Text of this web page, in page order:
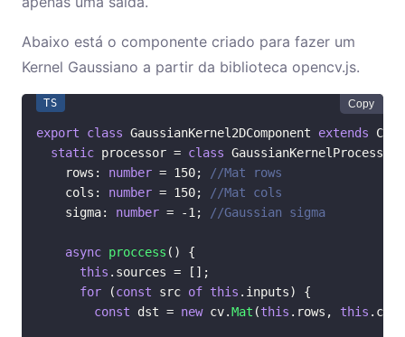
Abaixo está o componente criado para fazer um
Kernel Gaussiano a partir da biblioteca opencv.js.
Copy
export class GaussianKernel2DComponent extends
static processor = class GaussianKernelProcessor
    rows
: number = 150;
//Mat rows
    cols
: number = 150;
//Mat cols
    sigma
: number = -1 ; //Gaussian sigma
async proccess ( )
{
this . sources = [ ] ;
for
(const src of this . inputs)
{
const dst = new cv.Mat (this . rows , this . cols